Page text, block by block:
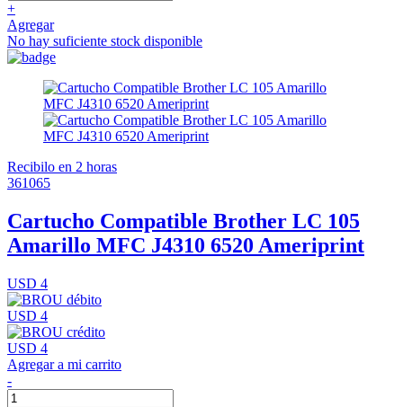
+
Agregar
No hay suficiente stock disponible
Recibilo en 2 horas
361065
Cartucho Compatible Brother LC 105
Amarillo MFC J4310 6520 Ameriprint
USD 4
USD 4
USD 4
Agregar a mi carrito
-